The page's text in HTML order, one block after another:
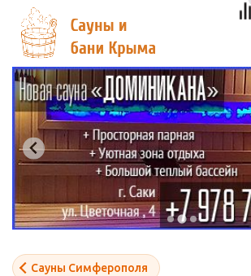
Сауны Симферополя